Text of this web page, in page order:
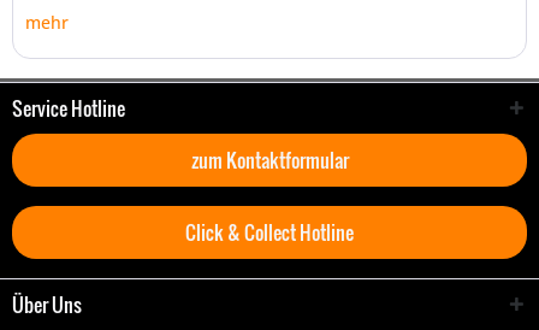
mehr
Service Hotline
zum Kontaktformular
Click & Collect Hotline
Über Uns